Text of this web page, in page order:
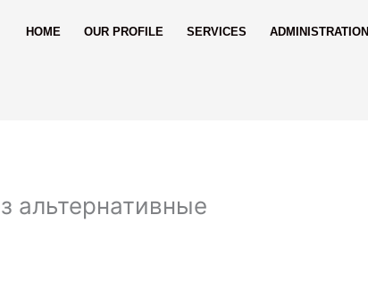
HOME OUR PROFILE SERVICES ADMINISTRATION
альтернативные